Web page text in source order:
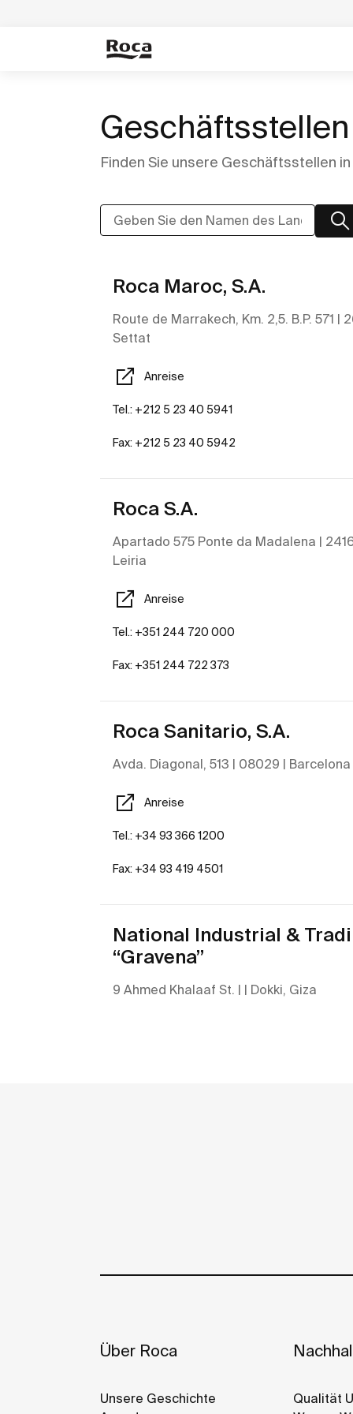
Geschäftsstellen
Finden Sie unsere Geschäftsstellen
Roca Maroc, S.A.
Route de Marrakech, Km. 2,5. B.P. 571 |
Settat
Anreise
Tel.: +212 5 23 40 5941
Fax: +212 5 23 40 5942
Roca S.A.
Apartado 575 Ponte da Madalena |
Leiria
Anreise
Tel.: +351 244 720 000
Fax: +351 244 722 373
Roca Sanitario, S.A.
Avda. Diagonal, 513 | 08029 | Barcelona
Anreise
Tel.: +34 93 366 1200
Fax: +34 93 419 4501
National Industrial &
“Gravena”
9 Ahmed Khalaaf St. | | Dokki, Giza
Über Roca
Unsere Geschichte
Qualität